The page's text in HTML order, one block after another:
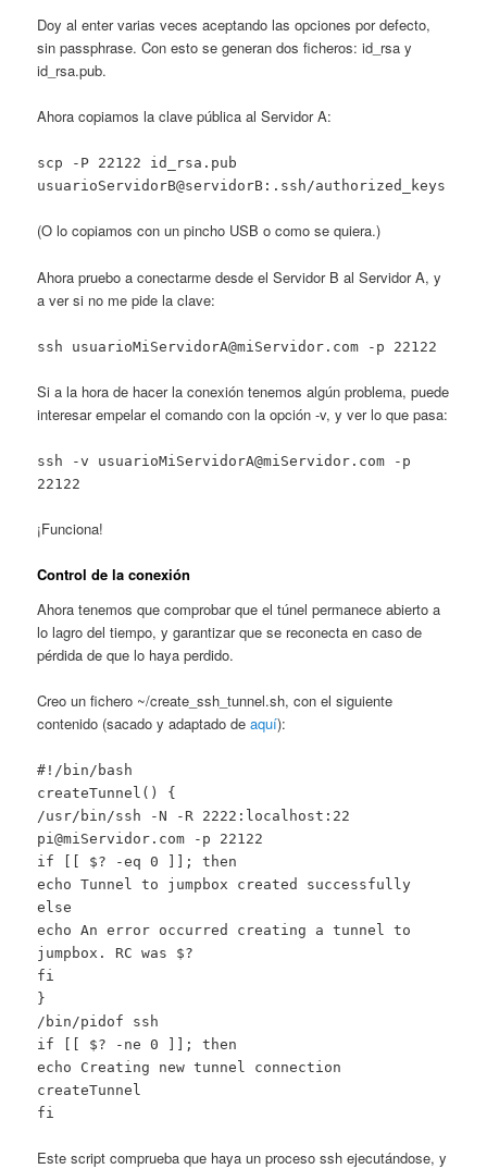
Doy al enter varias veces aceptando las opciones por defecto,
sin passphrase. Con esto se generan dos ficheros: id_rsa y
id_rsa.pub.
Ahora copiamos la clave pública al Servidor A:
scp -P 22122 id_rsa.pub
usuarioServidorB@servidorB:.ssh/authorized_keys
(O lo copiamos con un pincho USB o como se quiera.)
Ahora pruebo a conectarme desde el Servidor B al Servidor A, y
a ver si no me pide la clave:
ssh usuarioMiServidorA@miServidor.com -p 22122
Si a la hora de hacer la conexión tenemos algún problema, puede
interesar empelar el comando con la opción -v, y ver lo que pasa:
ssh -v usuarioMiServidorA@miServidor.com -p
22122
¡Funciona!
Control de la conexión
Ahora tenemos que comprobar que el túnel permanece abierto a
lo lagro del tiempo, y garantizar que se reconecta en caso de
pérdida de que lo haya perdido.
Creo un fichero ~/create_ssh_tunnel.sh, con el siguiente
contenido (sacado y adaptado deaquí):
#!/bin/bash
createTunnel() {
/usr/bin/ssh -N -R 2222:localhost:22
pi@miServidor.com -p 22122
if [[ $? -eq 0 ]]; then
echo Tunnel to jumpbox created successfully
else
echo An error occurred creating a tunnel to
jumpbox. RC was $?
fi
}
/bin/pidof ssh
if [[ $? -ne 0 ]]; then
echo Creating new tunnel connection
createTunnel
fi
Este script comprueba que haya un proceso ssh ejecutándose, y